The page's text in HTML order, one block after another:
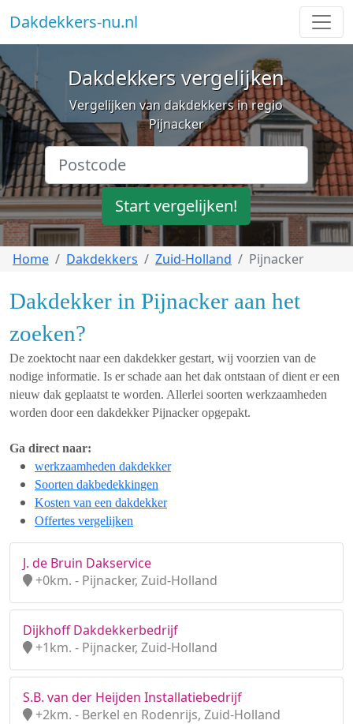
Dakdekkers-nu.nl
Dakdekkers vergelijken
Vergelijken van dakdekkers in regio
Pijnacker
Start vergelijken!
Home Dakdekkers Zuid-Holland Pijnacker
Dakdekker in Pijnacker aan het
zoeken?
De zoektocht naar een dakdekker gestart, wij voorzien van de
nodige informatie. Is er schade aan het dak ontstaan of dient er een
nieuw dak geplaatst te worden. Allerlei soorten werkzaamheden
worden door een dakdekker Pijnacker opgepakt.
Ga direct naar:
werkzaamheden dakdekker
Soorten dakbedekkingen
Kosten van een dakdekker
Offertes vergelijken
J. de Bruin Dakservice
+0km. - Pijnacker, Zuid-Holland
Dijkhoff Dakdekkerbedrijf
+1km. - Pijnacker, Zuid-Holland
S.B. van der Heijden Installatiebedrijf
+2km. - Berkel en Rodenrijs, Zuid-Holland